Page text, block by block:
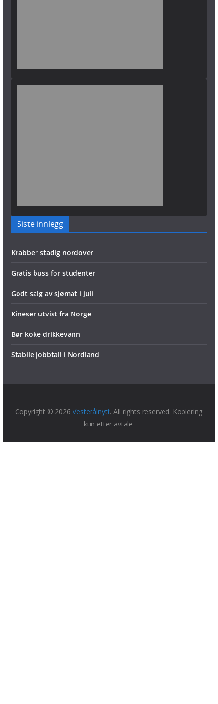
Siste innlegg
Krabber stadig nordover
Gratis buss for studenter
Godt salg av sjømat i juli
Kineser utvist fra Norge
Bør koke drikkevann
Stabile jobbtall i Nordland
Copyright © 2026Vesterålnytt. All rights reserved. Kopiering
kun etter avtale.